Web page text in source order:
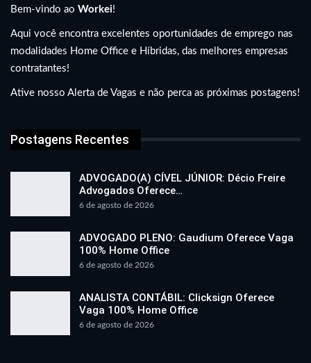
Bem-vindo ao Workei!
Aqui você encontra excelentes oportunidades de emprego nas
modalidades Home Office e Híbridas, das melhores empresas
contratantes!
Ative nosso Alerta de Vagas e não perca as próximas postagens!
Postagens Recentes
ADVOGADO(A) CÍVEL JÚNIOR: Décio Freire
Advogados Oferece…
6 de agosto de 2026
ADVOGADO PLENO: Gaudium Oferece Vaga
100% Home Office
6 de agosto de 2026
ANALISTA CONTÁBIL: Clicksign Oferece
Vaga 100% Home Office
6 de agosto de 2026